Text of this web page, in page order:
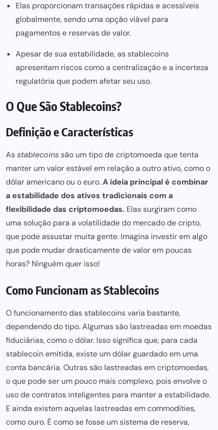
Elas proporcionam transações rápidas e acessíveis
globalmente, sendo uma opção viável para
pagamentos e reservas de valor.
Apesar de sua estabilidade, as stablecoins
apresentam riscos como a centralização e a incerteza
regulatória que podem afetar seu uso.
O Que São Stablecoins?
Definição e Características
Asstablecoinssão um tipo de criptomoeda que tenta
manter um valor estável em relação a outro ativo, como o
dólar americano ou o euro.A ideia principal é combinar
a estabilidade dos ativos tradicionais com a
flexibilidade das criptomoedas. Elas surgiram como
uma solução para a volatilidade do mercadode cripto,
que pode assustar muita gente. Imagina investir em algo
que pode mudar drasticamente de valor em poucas
horas? Ninguém quer isso!
Como Funcionam as Stablecoins
O funcionamento das stablecoins varia bastante,
dependendo do tipo. Algumas são lastreadas em moedas
fiduciárias, como o dólar. Isso significa que, para cada
stablecoin emitida, existe um dólar guardado em uma
conta bancária. Outras são lastreadas em criptomoedas,
o que pode ser um pouco mais complexo, pois envolve o
uso de contratos inteligentes para manter a estabilidade.
E ainda existem aquelas lastreadas em commodities,
como ouro. É como se fosse um sistema de reserva,